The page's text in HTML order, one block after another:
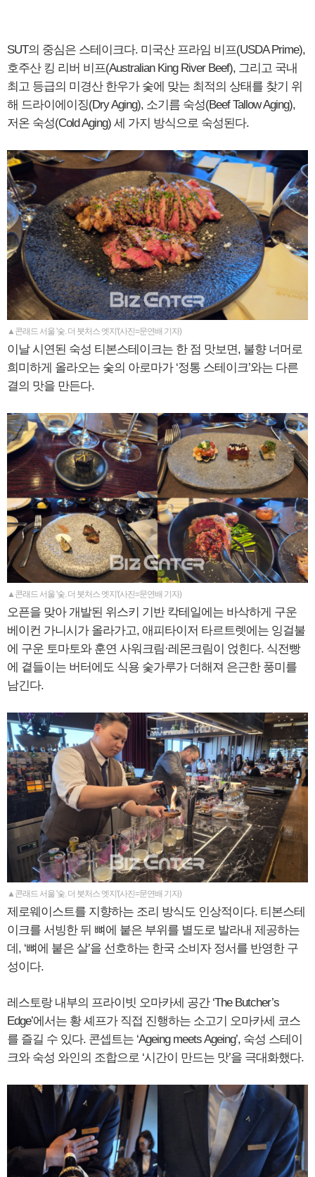
SUT의 중심은 스테이크다. 미국산 프라임 비프(USDA Prime),
호주산 킹 리버 비프(Australian King River Beef), 그리고 국내
최고 등급의 미경산 한우가 숯에 맞는 최적의 상태를 찾기 위
해 드라이에이징(Dry Aging), 소기름 숙성(Beef Tallow Aging),
저온 숙성(Cold Aging) 세 가지 방식으로 숙성된다.
▲콘래드 서울 '숯. 더 붓처스 엣지'(사진=문연배 기자)
이날 시연된 숙성 티본스테이크는 한 점 맛보면, 불향 너머로
희미하게 올라오는 숯의 아로마가 ‘정통 스테이크’와는 다른
결의 맛을 만든다.
▲콘래드 서울 '숯. 더 붓처스 엣지'(사진=문연배 기자)
오픈을 맞아 개발된 위스키 기반 칵테일에는 바삭하게 구운
베이컨 가니시가 올라가고, 애피타이저 타르트렛에는 잉걸불
에 구운 토마토와 훈연 사워크림·레몬크림이 얹힌다. 식전빵
에 곁들이는 버터에도 식용 숯가루가 더해져 은근한 풍미를
남긴다.
▲콘래드 서울 '숯. 더 붓처스 엣지'(사진=문연배 기자)
제로웨이스트를 지향하는 조리 방식도 인상적이다. 티본스테
이크를 서빙한 뒤 뼈에 붙은 부위를 별도로 발라내 제공하는
데, ‘뼈에 붙은 살’을 선호하는 한국 소비자 정서를 반영한 구
성이다.
레스토랑 내부의 프라이빗 오마카세 공간 ‘The Butcher’s
Edge’에서는 황 셰프가 직접 진행하는 소고기 오마카세 코스
를 즐길 수 있다. 콘셉트는 ‘Ageing meets Ageing’, 숙성 스테이
크와 숙성 와인의 조합으로 ‘시간이 만드는 맛’을 극대화했다.